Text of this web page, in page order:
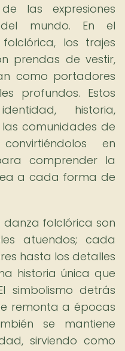
las expresiones
mundo. En el
los trajes
prendas de vestir,
como portadores
profundos. Estos
historia,
comunidades de
en
comprender la
a cada forma de
danza folclórica son
atuendos; cada
hasta los detalles
historia única que
simbolismo detrás
remonta a épocas
se mantiene
sirviendo como